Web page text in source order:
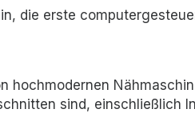
die erste
hochmodernen
sind, einschließlich